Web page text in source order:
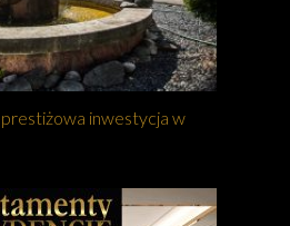
inwestycja w